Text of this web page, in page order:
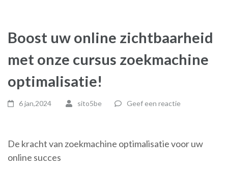
Boost uw online zichtbaarheid
met onze cursus zoekmachine
optimalisatie!
6 jan,2024 sito5be Geef een reactie
De kracht van zoekmachine optimalisatie voor uw
online succes